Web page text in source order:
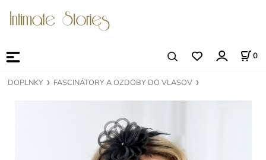
0
DOPLNKY FASCINÁTORY A OZDOBY DO VLASOV